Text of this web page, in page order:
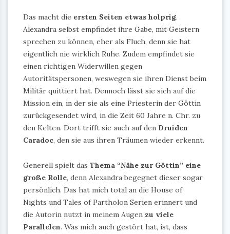
Das macht die ersten Seiten etwas holprig.
Alexandra selbst empfindet ihre Gabe, mit Geistern
sprechen zu können, eher als Fluch, denn sie hat
eigentlich nie wirklich Ruhe. Zudem empfindet sie
einen richtigen Widerwillen gegen
Autoritätspersonen, weswegen sie ihren Dienst beim
Militär quittiert hat. Dennoch lässt sie sich auf die
Mission ein, in der sie als eine Priesterin der Göttin
zurückgesendet wird, in die Zeit 60 Jahre n. Chr. zu
den Kelten. Dort trifft sie auch auf den Druiden
Caradoc, den sie aus ihren Träumen wieder erkennt.
Generell spielt das Thema “Nähe zur Göttin” eine
große Rolle, denn Alexandra begegnet dieser sogar
persönlich. Das hat mich total an die House of
Nights und Tales of Partholon Serien erinnert und
die Autorin nutzt in meinem Augen zu viele
Parallelen. Was mich auch gestört hat, ist, dass